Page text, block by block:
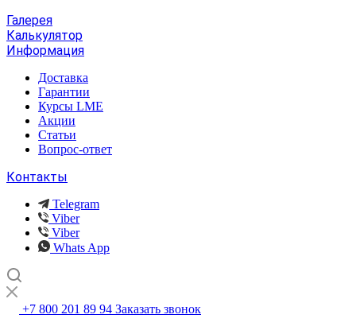
Галерея
Калькулятор
Информация
Доставка
Гарантии
Курсы LME
Акции
Статьи
Вопрос-ответ
Контакты
Telegram
Viber
Viber
Whats App
+7 800 201 89 94 Заказать звонок